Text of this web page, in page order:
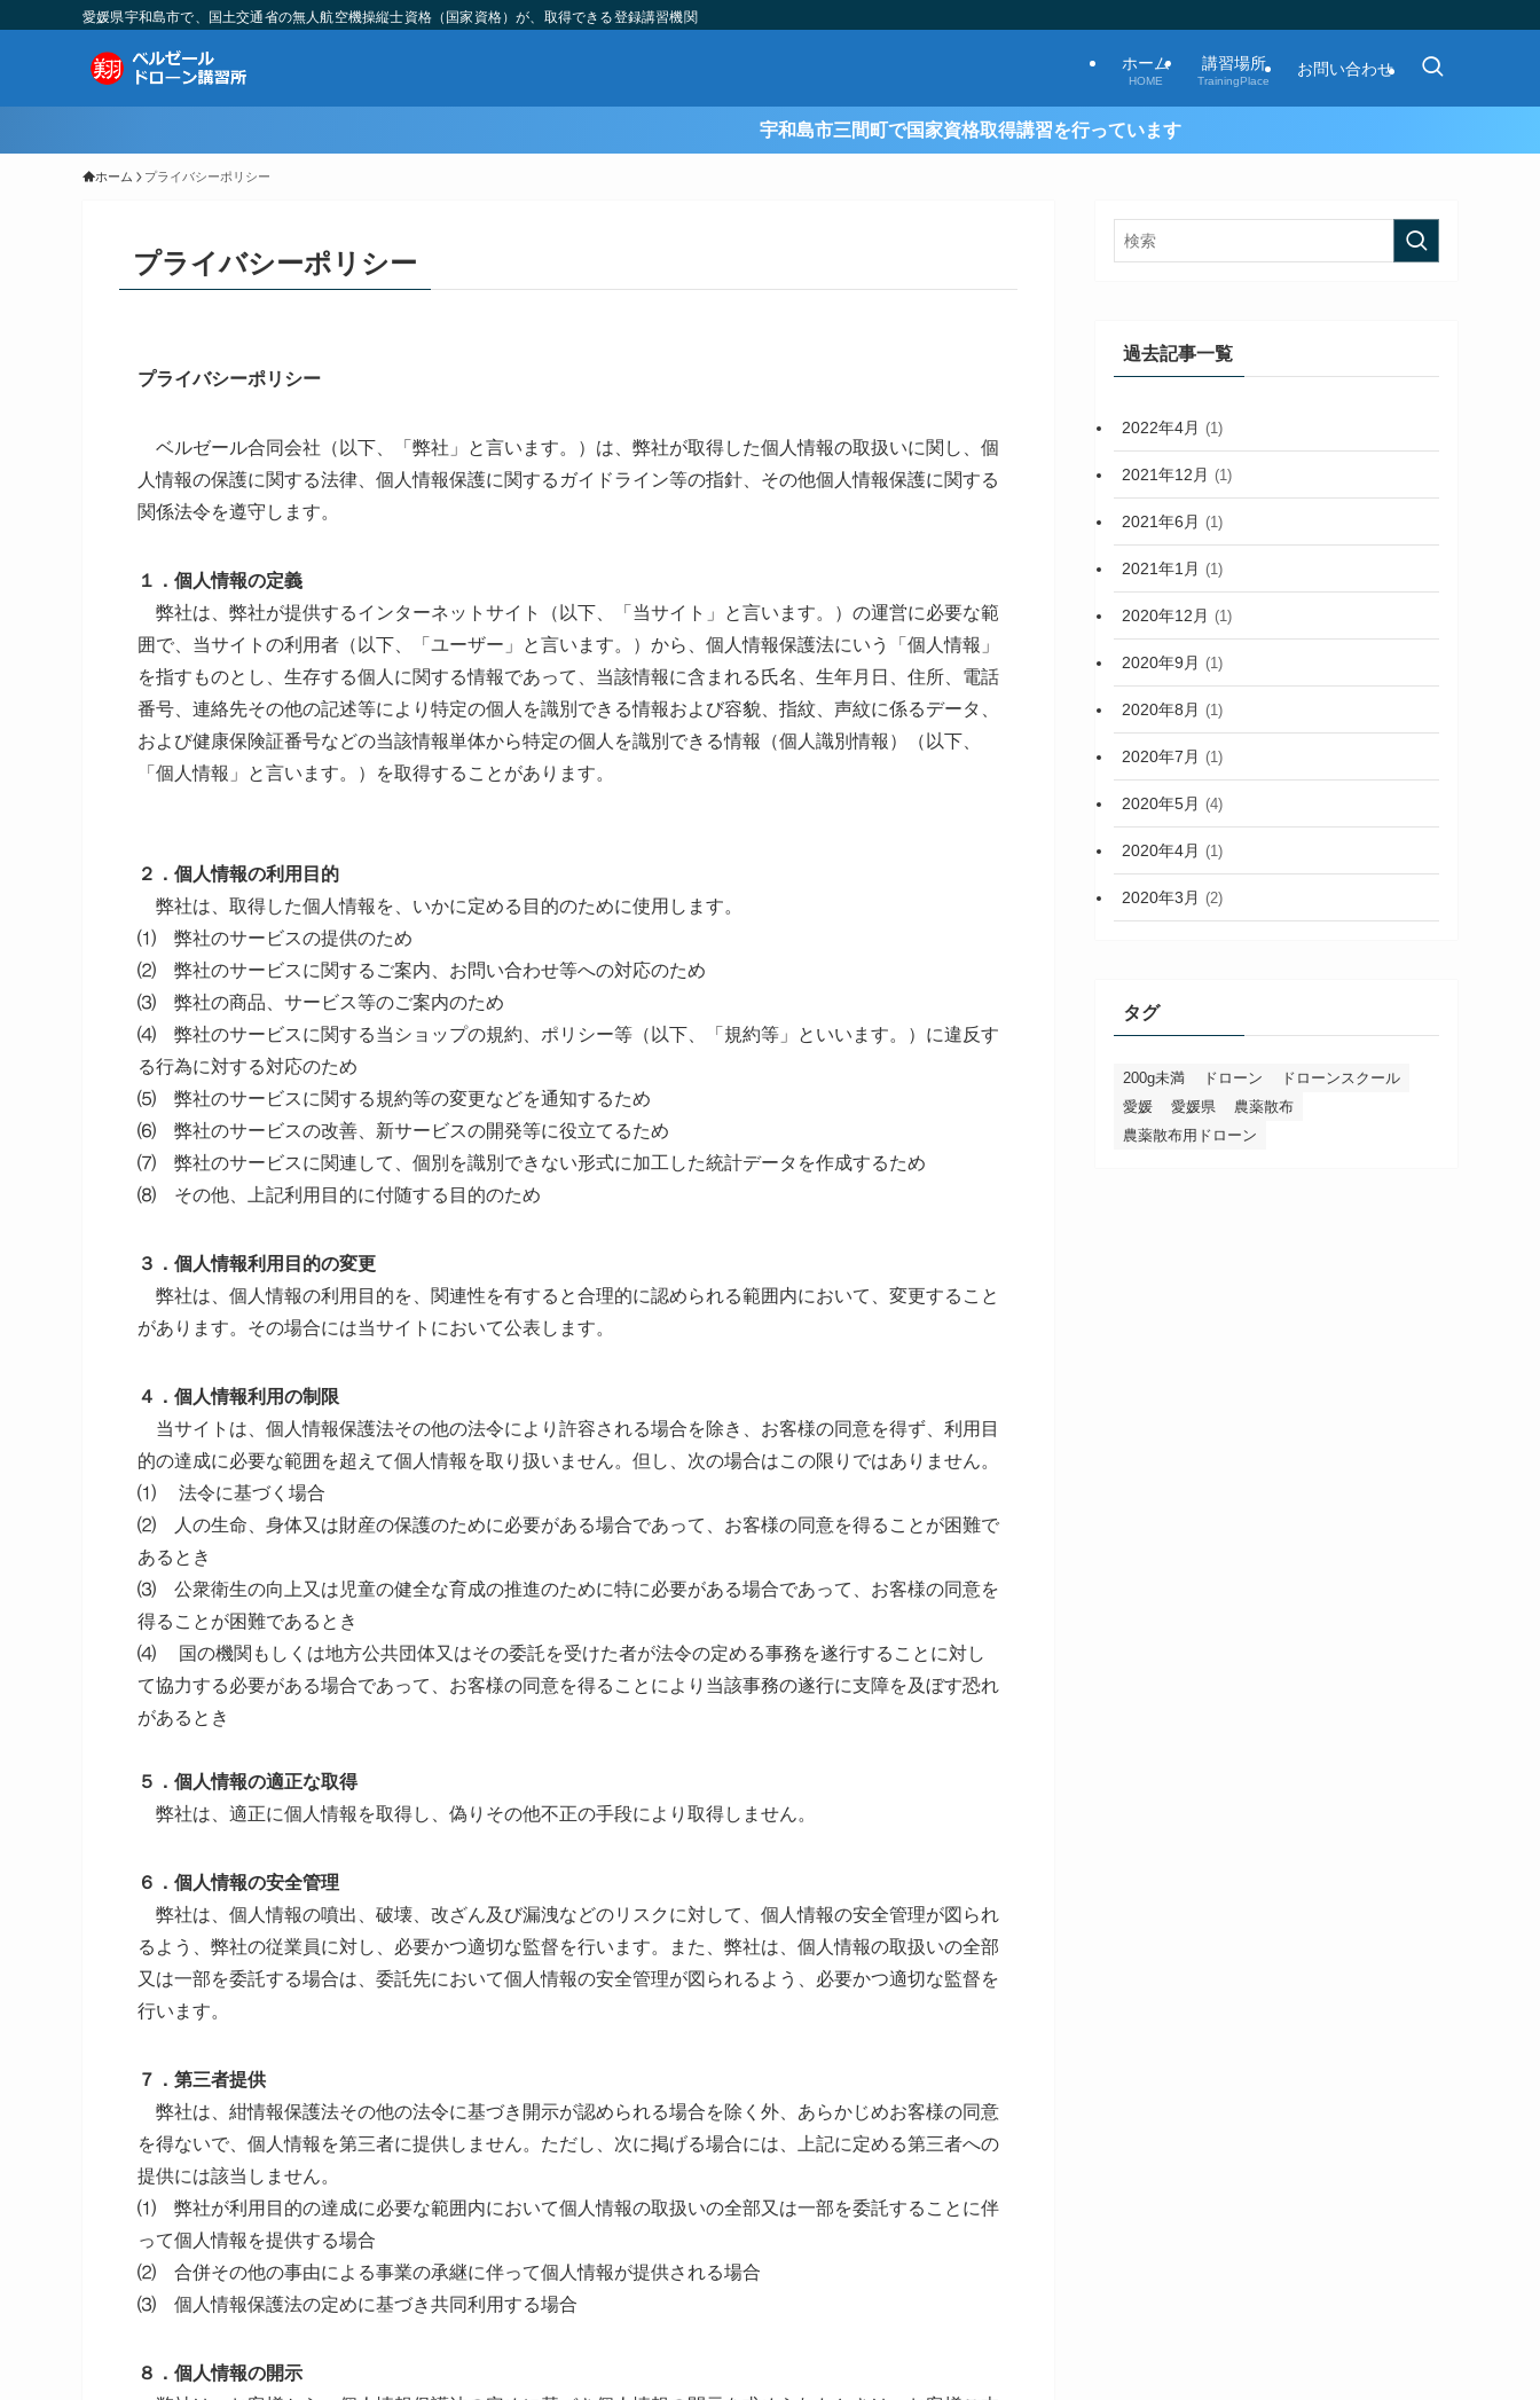
愛媛県宇和島市で、国土交通省の無人航空機操縦士資格（国家資格）が、取得できる登録講習機関
ホーム
HOME
講習場所
TrainingPlace
お問い合わせ
宇和島市三間町で国家資格取得講習を行っています
ホーム プライバシーポリシー
プライバシーポリシー
プライバシーポリシー
ベルゼール合同会社（以下、「弊社」と言います。）は、弊社が取得した個人情報の取扱いに関し、個
人情報の保護に関する法律、個人情報保護に関するガイドライン等の指針、その他個人情報保護に関する
関係法令を遵守します。
１．個人情報の定義
弊社は、弊社が提供するインターネットサイト（以下、「当サイト」と言います。）の運営に必要な範
囲で、当サイトの利用者（以下、「ユーザー」と言います。）から、個人情報保護法にいう「個人情報」
を指すものとし、生存する個人に関する情報であって、当該情報に含まれる氏名、生年月日、住所、電話
番号、連絡先その他の記述等により特定の個人を識別できる情報および容貌、指紋、声紋に係るデータ、
および健康保険証番号などの当該情報単体から特定の個人を識別できる情報（個人識別情報）（以下、
「個人情報」と言います。）を取得することがあります。
２．個人情報の利用目的
弊社は、取得した個人情報を、いかに定める目的のために使用します。
⑴ 弊社のサービスの提供のため
⑵ 弊社のサービスに関するご案内、お問い合わせ等への対応のため
⑶ 弊社の商品、サービス等のご案内のため
⑷ 弊社のサービスに関する当ショップの規約、ポリシー等（以下、「規約等」といいます。）に違反す
る行為に対する対応のため
⑸ 弊社のサービスに関する規約等の変更などを通知するため
⑹ 弊社のサービスの改善、新サービスの開発等に役立てるため
⑺ 弊社のサービスに関連して、個別を識別できない形式に加工した統計データを作成するため
⑻ その他、上記利用目的に付随する目的のため
３．個人情報利用目的の変更
弊社は、個人情報の利用目的を、関連性を有すると合理的に認められる範囲内において、変更すること
があります。その場合には当サイトにおいて公表します。
４．個人情報利用の制限
当サイトは、個人情報保護法その他の法令により許容される場合を除き、お客様の同意を得ず、利用目
的の達成に必要な範囲を超えて個人情報を取り扱いません。但し、次の場合はこの限りではありません。
⑴ 法令に基づく場合
⑵ 人の生命、身体又は財産の保護のために必要がある場合であって、お客様の同意を得ることが困難で
あるとき
⑶ 公衆衛生の向上又は児童の健全な育成の推進のために特に必要がある場合であって、お客様の同意を
得ることが困難であるとき
⑷ 国の機関もしくは地方公共団体又はその委託を受けた者が法令の定める事務を遂行することに対し
て協力する必要がある場合であって、お客様の同意を得ることにより当該事務の遂行に支障を及ぼす恐れ
があるとき
５．個人情報の適正な取得
弊社は、適正に個人情報を取得し、偽りその他不正の手段により取得しません。
６．個人情報の安全管理
弊社は、個人情報の噴出、破壊、改ざん及び漏洩などのリスクに対して、個人情報の安全管理が図られ
るよう、弊社の従業員に対し、必要かつ適切な監督を行います。また、弊社は、個人情報の取扱いの全部
又は一部を委託する場合は、委託先において個人情報の安全管理が図られるよう、必要かつ適切な監督を
行います。
７．第三者提供
弊社は、紺情報保護法その他の法令に基づき開示が認められる場合を除く外、あらかじめお客様の同意
を得ないで、個人情報を第三者に提供しません。ただし、次に掲げる場合には、上記に定める第三者への
提供には該当しません。
⑴ 弊社が利用目的の達成に必要な範囲内において個人情報の取扱いの全部又は一部を委託することに伴
って個人情報を提供する場合
⑵ 合併その他の事由による事業の承継に伴って個人情報が提供される場合
⑶ 個人情報保護法の定めに基づき共同利用する場合
８．個人情報の開示
過去記事一覧
2022年4月 (1)
2021年12月 (1)
2021年6月 (1)
2021年1月 (1)
2020年12月 (1)
2020年9月 (1)
2020年8月 (1)
2020年7月 (1)
2020年5月 (4)
2020年4月 (1)
2020年3月 (2)
タグ
200g未満 ドローン
ドローンスクール
愛媛
愛媛県
農薬散布
農薬散布用ドローン